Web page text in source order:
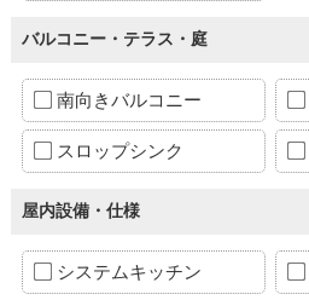
バルコニー・テラス・庭
南向きバルコニー
スロップシンク
屋内設備・仕様
システムキッチン